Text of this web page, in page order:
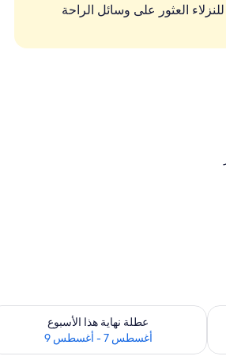
وخزنة داخل الغرفة ومكتب
لـ6+ أشخاص أو 10+ أجهزة)، ويمكن للنزلاء العثور على وسائل الراحة
9
عطلة نهاية هذا الأسبوع
أغسطس 7 - أغسطس 9
تحقق من مدى التوفر لعطلة نهاية هذا الأسبوع